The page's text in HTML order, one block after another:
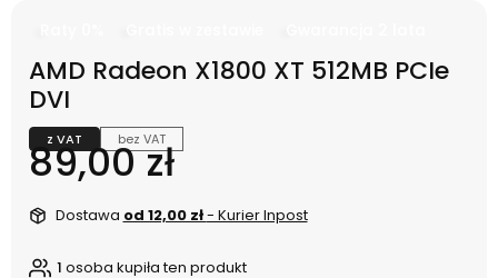
AMD Radeon X1800 XT 512MB PCIe
DVI
z VAT bez VAT
Cena
89,00 zł
Dostawa od 12,00 zł- Kurier Inpost
1 osoba kupiła ten produkt